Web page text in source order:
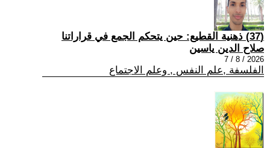
(37) ذهنية القطيع: حين يتحكم الجمع في قراراتنا
صلاح الدين ياسين
2026 / 8 / 7
الفلسفة ,علم النفس , وعلم الاجتماع